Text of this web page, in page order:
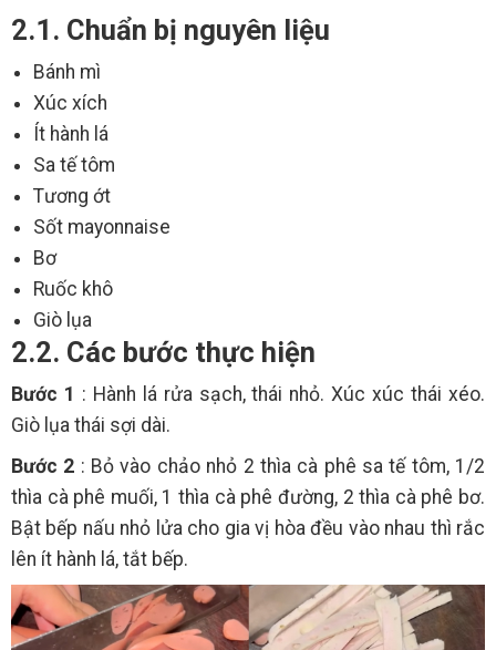
2.1. Chuẩn bị nguyên liệu
Bánh mì
Xúc xích
Ít hành lá
Sa tế tôm
Tương ớt
Sốt mayonnaise
Bơ
Ruốc khô
Giò lụa
2.2. Các bước thực hiện
Bước 1 : Hành lá rửa sạch, thái nhỏ. Xúc xúc thái xéo.
Giò lụa thái sợi dài.
Bước 2 : Bỏ vào chảo nhỏ 2 thìa cà phê sa tế tôm, 1/2
thìa cà phê muối, 1 thìa cà phê đường, 2 thìa cà phê bơ.
Bật bếp nấu nhỏ lửa cho gia vị hòa đều vào nhau thì rắc
lên ít hành lá, tắt bếp.